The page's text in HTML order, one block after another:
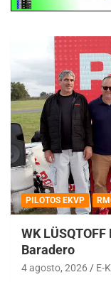
PILOTOS EKVP
WK
Baradero
4 agosto, 2026 E-